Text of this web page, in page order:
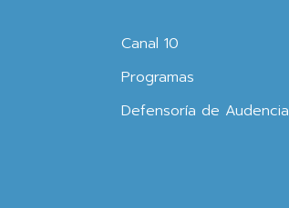
Canal 10
Programas
Defensoría de Audencia